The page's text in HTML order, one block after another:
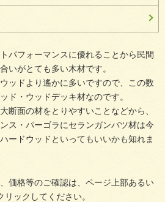
パフォーマンスに優れることから民間
いがとても多い木材です。
ッドより遙かに多いですので、この数
ド・ウッドデッキ材なのです。
断面の材をとりやすいことなどから、
ス・パーゴラにセランガンバツ材は今
ードウッドといってもいいかも知れま
価格等のご確認は、ページ上部あるい
ックしてください。